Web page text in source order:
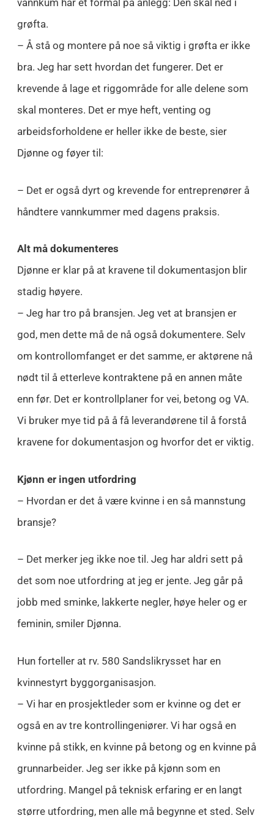
vannkum har et formål på anlegg: Den skal ned i
grøfta.
– Å stå og montere på noe så viktig i grøfta er ikke
bra. Jeg har sett hvordan det fungerer. Det er
krevende å lage et riggområde for alle delene som
skal monteres. Det er mye heft, venting og
arbeidsforholdene er heller ikke de beste, sier
Djønne og føyer til:
– Det er også dyrt og krevende for entreprenører å
håndtere vannkummer med dagens praksis.
Alt må dokumenteres
Djønne er klar på at kravene til dokumentasjon blir
stadig høyere.
– Jeg har tro på bransjen. Jeg vet at bransjen er
god, men dette må de nå også dokumentere. Selv
om kontrollomfanget er det samme, er aktørene nå
nødt til å etterleve kontraktene på en annen måte
enn før. Det er kontrollplaner for vei, betong og VA.
Vi bruker mye tid på å få leverandørene til å forstå
kravene for dokumentasjon og hvorfor det er viktig.
Kjønn er ingen utfordring
– Hvordan er det å være kvinne i en så mannstung
bransje?
– Det merker jeg ikke noe til. Jeg har aldri sett på
det som noe utfordring at jeg er jente. Jeg går på
jobb med sminke, lakkerte negler, høye heler og er
feminin, smiler Djønna.
Hun forteller at rv. 580 Sandslikrysset har en
kvinnestyrt byggorganisasjon.
– Vi har en prosjektleder som er kvinne og det er
også en av tre kontrollingeniører. Vi har også en
kvinne på stikk, en kvinne på betong og en kvinne på
grunnarbeider. Jeg ser ikke på kjønn som en
utfordring. Mangel på teknisk erfaring er en langt
større utfordring, men alle må begynne et sted. Selv